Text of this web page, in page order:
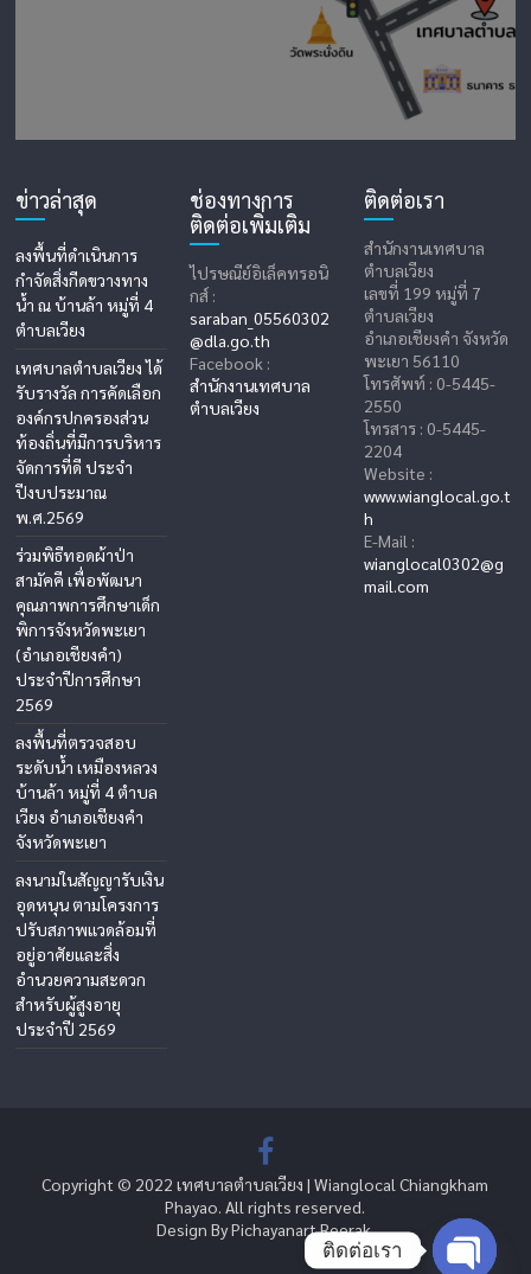
ข่าวล่าสุด
ลงพื้นที่ดำเนินการ
กำจัดสิ่งกีดขวางทาง
น้ำ ณ บ้านล้า หมู่ที่ 4
ตำบลเวียง
เทศบาลตำบลเวียง ได้
รับรางวัล การคัดเลือก
องค์กรปกครองส่วน
ท้องถิ่นที่มีการบริหาร
จัดการที่ดี ประจำ
ปีงบประมาณ
พ.ศ.2569
ร่วมพิธีทอดผ้าป่า
สามัคคี เพื่อพัฒนา
คุณภาพการศึกษาเด็ก
พิการจังหวัดพะเยา
(อำเภอเชียงคำ)
ประจำปีการศึกษา
2569
ลงพื้นที่ตรวจสอบ
ระดับน้ำ เหมืองหลวง
บ้านล้า หมู่ที่ 4 ตำบล
เวียง อำเภอเชียงคำ
จังหวัดพะเยา
ลงนามในสัญญารับเงิน
อุดหนุน ตามโครงการ
ปรับสภาพแวดล้อมที่
อยู่อาศัยและสิ่ง
อำนวยความสะดวก
สำหรับผู้สูงอายุ
ประจำปี 2569
ช่องทางการ
ติดต่อเพิ่มเติม
ไปรษณีย์อิเล็คทรอนิ
กส์ :
saraban_05560302
@dla.go.th
Facebook :
สำนักงานเทศบาล
ตำบลเวียง
ติดต่อเรา
สำนักงานเทศบาล
ตำบลเวียง
เลขที่ 199 หมู่ที่ 7
ตำบลเวียง
อำเภอเชียงคำ จังหวัด
พะเยา 56110
โทรศัพท์ : 0-5445-
2550
โทรสาร : 0-5445-
2204
Website :
www.wianglocal.go.t
h
E-Mail :
wianglocal0302@g
mail.com
Copyright © 2022 เทศบาลตำบลเวียง | Wianglocal Chiangkham
Phayao. All rights reserved.
Design By Pichayanart Reerak.
ติดต่อเรา